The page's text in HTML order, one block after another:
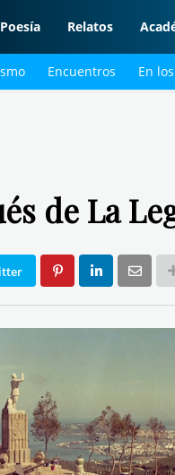
Poesía Relatos
Encuentros En
de La